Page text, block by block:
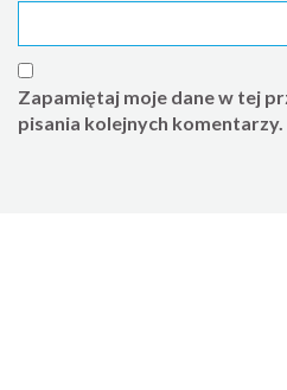
Zapamiętaj moje dane w tej
pisania kolejnych komentarzy.